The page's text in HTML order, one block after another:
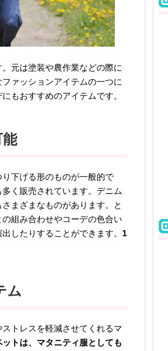
元は塗装や農作業などの際に
ァッションアイテムの一つに
もおすすめのアイテムです。
下げる形のものが一般的で
く販売されています。デニム
まざまなものがあります。と
組み合わせやコーデの色合い
したりすることができます。 1
ム
トレスを軽減させてくれるマ
トは、マタニティ服としても